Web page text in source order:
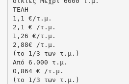
ΤΕΛΗ
1,1 €/τ.µ.
2,1 € /τ.µ.
1,26 €/τ.µ.
2,88€ /τ.µ.
(το 1/3 των τ.µ.)
Από 6.000 τ.µ.
0,864 € /τ.µ.
(το 1/3 των τ.µ.)